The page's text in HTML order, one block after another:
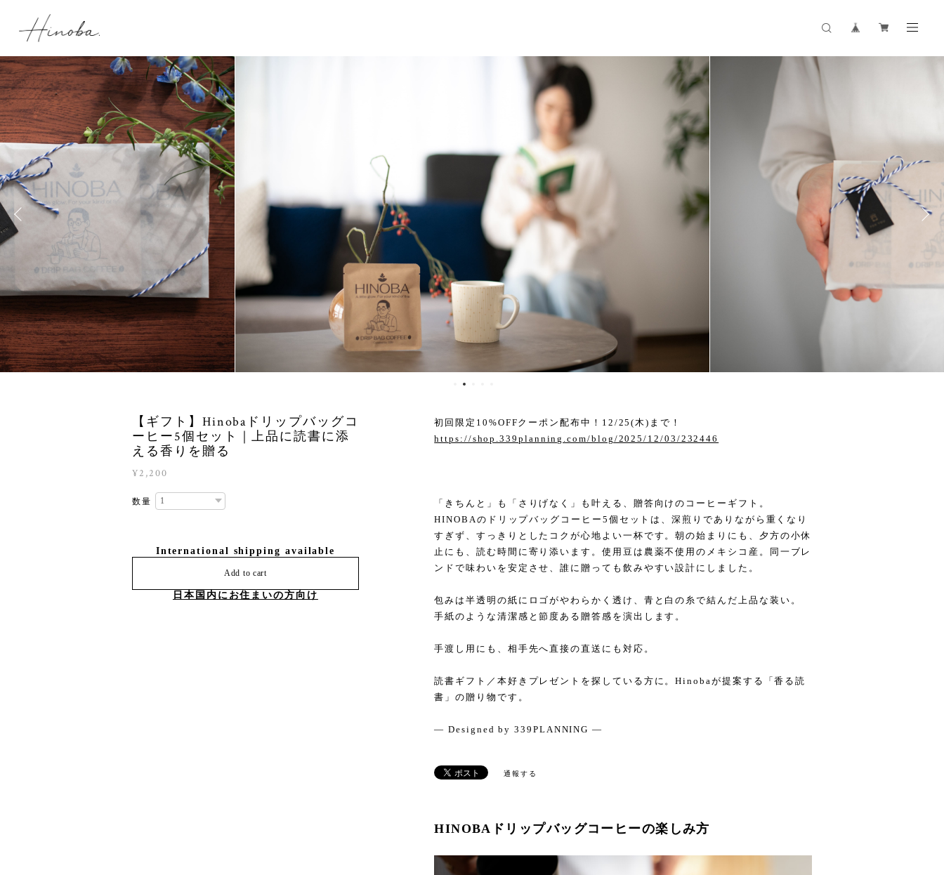
【ギフト】Hinobaドリップバッグコ
ーヒー5個セット｜上品に読書に添
える香りを贈る
¥2,200
数量
International shipping available
Add to cart
日本国内にお住まいの方向け
初回限定10%OFFクーポン配布中！12/25(木)まで！
https://shop.339planning.com/blog/2025/12/03/232446
「きちんと」も「さりげなく」も叶える、贈答向けのコーヒーギフト。
HINOBAのドリップバッグコーヒー5個セットは、深煎りでありながら重くなり
すぎず、すっきりとしたコクが心地よい一杯です。朝の始まりにも、夕方の小休
止にも、読む時間に寄り添います。使用豆は農薬不使用のメキシコ産。同一ブレ
ンドで味わいを安定させ、誰に贈っても飲みやすい設計にしました。
包みは半透明の紙にロゴがやわらかく透け、青と白の糸で結んだ上品な装い。
手紙のような清潔感と節度ある贈答感を演出します。
手渡し用にも、相手先へ直接の直送にも対応。
読書ギフト／本好きプレゼントを探している方に。Hinobaが提案する「香る読
書」の贈り物です。
— Designed by 339PLANNING —
通報する
HINOBAドリップバッグコーヒーの楽しみ方